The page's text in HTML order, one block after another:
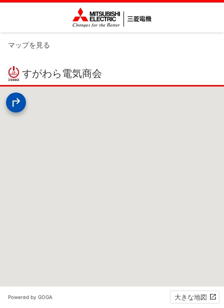
マップを見る
すがわら電気商会
Powered by GOGA 大きな地図